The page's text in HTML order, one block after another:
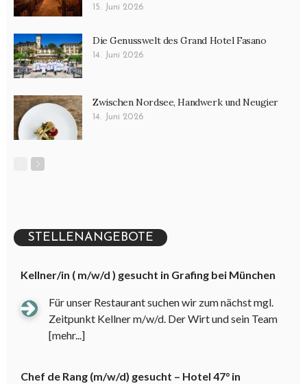
15. Juni 2026
Die Genusswelt des Grand Hotel Fasano
14. Juni 2026
Zwischen Nordsee, Handwerk und Neugier
14. Juni 2026
STELLENANGEBOTE
Kellner/in ( m/w/d ) gesucht in Grafing bei München
Für unser Restaurant suchen wir zum nächst mgl.
Zeitpunkt Kellner m/w/d. Der Wirt und sein Team
[mehr...]
Chef de Rang (m/w/d) gesucht – Hotel 47° in